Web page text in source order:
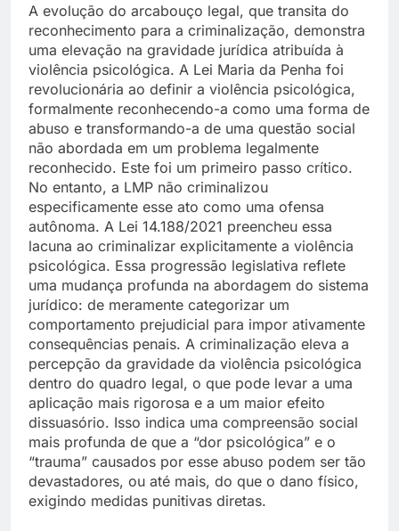
A evolução do arcabouço legal, que transita do
reconhecimento para a criminalização, demonstra
uma elevação na gravidade jurídica atribuída à
violência psicológica. A Lei Maria da Penha foi
revolucionária ao definir a violência psicológica,
formalmente reconhecendo-a como uma forma de
abuso e transformando-a de uma questão social
não abordada em um problema legalmente
reconhecido. Este foi um primeiro passo crítico.
No entanto, a LMP não criminalizou
especificamente esse ato como uma ofensa
autônoma. A Lei 14.188/2021 preencheu essa
lacuna ao criminalizar explicitamente a violência
psicológica. Essa progressão legislativa reflete
uma mudança profunda na abordagem do sistema
jurídico: de meramente categorizar um
comportamento prejudicial para impor ativamente
consequências penais. A criminalização eleva a
percepção da gravidade da violência psicológica
dentro do quadro legal, o que pode levar a uma
aplicação mais rigorosa e a um maior efeito
dissuasório. Isso indica uma compreensão social
mais profunda de que a “dor psicológica” e o
“trauma” causados por esse abuso podem ser tão
devastadores, ou até mais, do que o dano físico,
exigindo medidas punitivas diretas.